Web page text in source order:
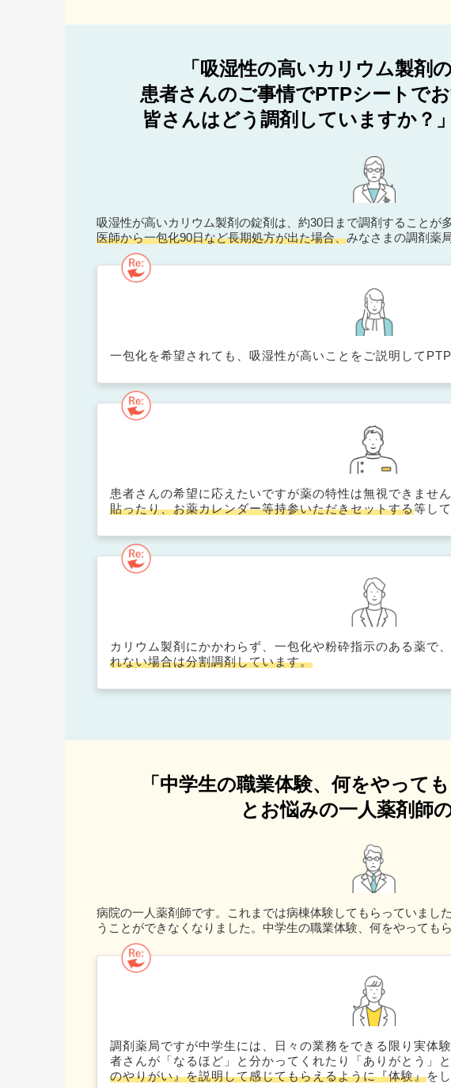
「吸湿性の高いカリウム製剤
患者さんのご事情でPTPシートで
皆さんはどう調剤していますか？
吸湿性が高いカリウム製剤の錠剤は、約30日まで調剤することが
医師から一包化90日など長期処方が出た場合、みなさまの調剤薬
一包化を希望されても、吸湿性が高いことをご説明して
患者さんの希望に応えたいですが薬の特性は無視できません
貼ったり、お薬カレンダー等持参いただきセットする等し
カリウム製剤にかかわらず、一包化や粉砕指示のある薬で、
れない場合は分割調剤しています。
「中学生の職業体験、何をやって
とお悩みの一人薬剤師
病院の一人薬剤師です。これまでは病棟体験してもらっていまし
うことができなくなりました。中学生の職業体験、何をやっても
調剤薬局ですが中学生には、日々の業務をできる限り実体
者さんが「なるほど」と分かってくれたり「ありがとう」と
のやりがい』を説明して感じてもらえるように『体験』を